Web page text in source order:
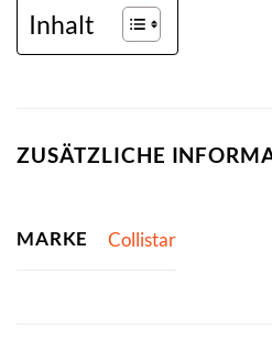
Inhalt
ZUSÄTZLICHE
MARKE Collistar